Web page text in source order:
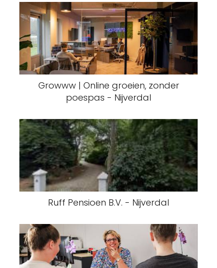
Growww | Online groeien, zonder
poespas - Nijverdal
Ruff Pensioen B.V. - Nijverdal